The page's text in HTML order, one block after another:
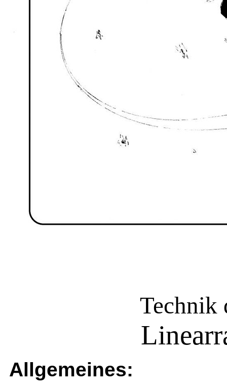
Technik
Allgemeines: